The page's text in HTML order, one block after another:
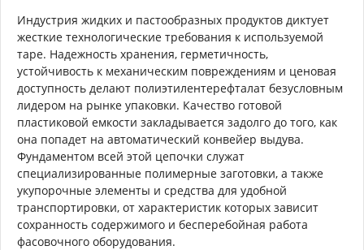
Индустрия жидких и пастообразных продуктов диктует
жесткие технологические требования к используемой
таре. Надежность хранения, герметичность,
устойчивость к механическим повреждениям и ценовая
доступность делают полиэтилентерефталат безусловным
лидером на рынке упаковки. Качество готовой
пластиковой емкости закладывается задолго до того, как
она попадет на автоматический конвейер выдува.
Фундаментом всей этой цепочки служат
специализированные полимерные заготовки, а также
укупорочные элементы и средства для удобной
транспортировки, от характеристик которых зависит
сохранность содержимого и бесперебойная работа
фасовочного оборудования.